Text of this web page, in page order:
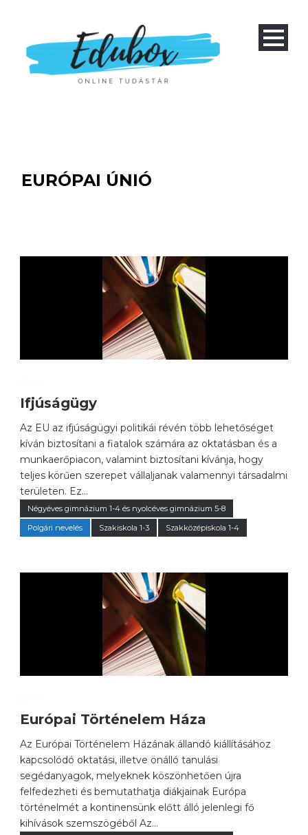
EURÓPAI ÚNIÓ
Ifjúságügy
Az EU az ifjúságügyi politikái révén több lehetőséget
kíván biztosítani a fiatalok számára az oktatásban és a
munkaerőpiacon, valamint biztosítani kívánja, hogy
teljes körűen szerepet vállaljanak valamennyi társadalmi
területen. Ez...
Négyéves gimnázium 1-4 és nyolcéves gimnázium 5-8
Polgári nevelés
Szakiskola 1-3 Szakközépiskola 1-4
Európai Történelem Háza
Az Európai Történelem Házának állandó kiállításához
kapcsolódó oktatási, illetve önálló tanulási
segédanyagok, melyeknek köszönhetően újra
felfedezheti és bemutathatja diákjainak Európa
történelmét a kontinensünk előtt álló jelenlegi fő
kihívások szemszögéből Az...